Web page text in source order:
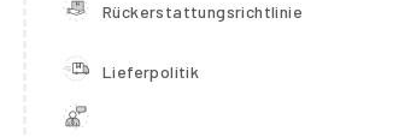
Rückerstattungsrichtlinie
Lieferpolitik